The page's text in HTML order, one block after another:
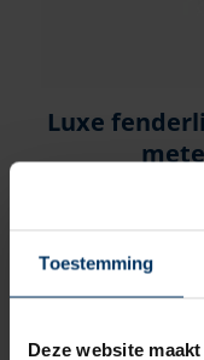
Toestemming
Deze website
Luxe